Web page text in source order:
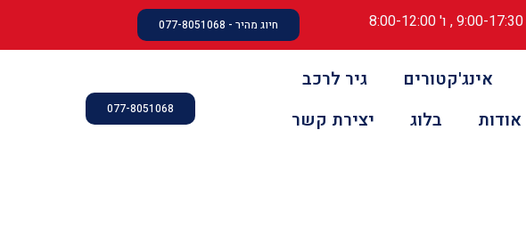
חיוג מהיר - 077-8051068
אינג'קטורים
גיר לרכב
אודות בלוג יצירת קשר 077-8051068